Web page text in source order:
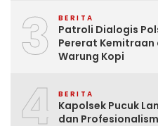
3 BERITA
Patroli Dialogis
Pererat
Warung Kopi
4 BERITA
Kapolsek Pucuk
dan